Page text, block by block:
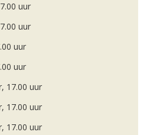
uur
uur
uur
uur
17.00 uur
17.00 uur
17.00 uur